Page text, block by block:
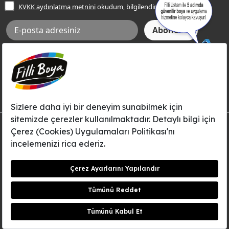
Bilgi Toplumu Hizmetleri
İnternet Sitesi Kullanım Koşulları
KVKK Talep Formu
KVKK Aydınlatma Metni
KVKK aydınlatma metniniokudum, bilgilendim.
Aksi tarafımca bildirilene dek, Betek Boya ve Kimya Sanayi A.Ş.'nin
Filli Boya dahil tüm markaları ile ilgili kampanya, duyuru, hizmetler ve
tanıtım faaliyetleri vb. ile ilgili olarak e-posta yoluyla şahsıma
© Filli Boya 2026. Tüm Hakları Saklıdır.